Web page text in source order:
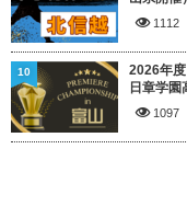
1112
2026年
日章学園
1097
10